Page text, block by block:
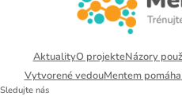
AktualityO projekteNázory
Vytvorené vedouMentem pomáha
Sledujte nás